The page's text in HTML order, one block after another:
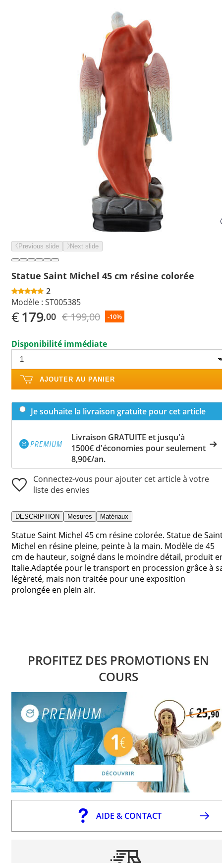
Previous slide Next slide
Statue Saint Michel 45 cm résine colorée
2
Modèle : ST005385
€179,00 € 199,00 -10%
Disponibilité immédiate
AJOUTER AU PANIER
Je souhaite la livraison gratuite pour cet article
Livraison GRATUITE et jusqu'à
1500€ d'économies pour seulement
8,90€/an.
Connectez-vous pour ajouter cet article à votre
liste des envies
DESCRIPTION Mesures Matériaux
Statue Saint Michel 45 cm résine colorée. Statue de
Michel en résine pleine, peinte à la main. Modèle de 45
cm de hauteur, soigné dans le moindre détail, produit
Italie.Adaptée pour le transport en procession grâce à
légèreté, mais non traitée pour une exposition
prolongée en plein air.
PROFITEZ DES PROMOTIONS EN
COURS
AIDE & CONTACT